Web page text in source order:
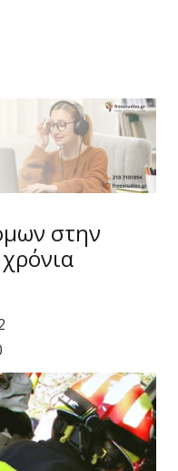
στην